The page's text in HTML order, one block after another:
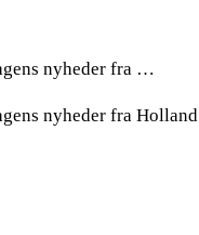
nyheder fra …
nyheder fra Holland